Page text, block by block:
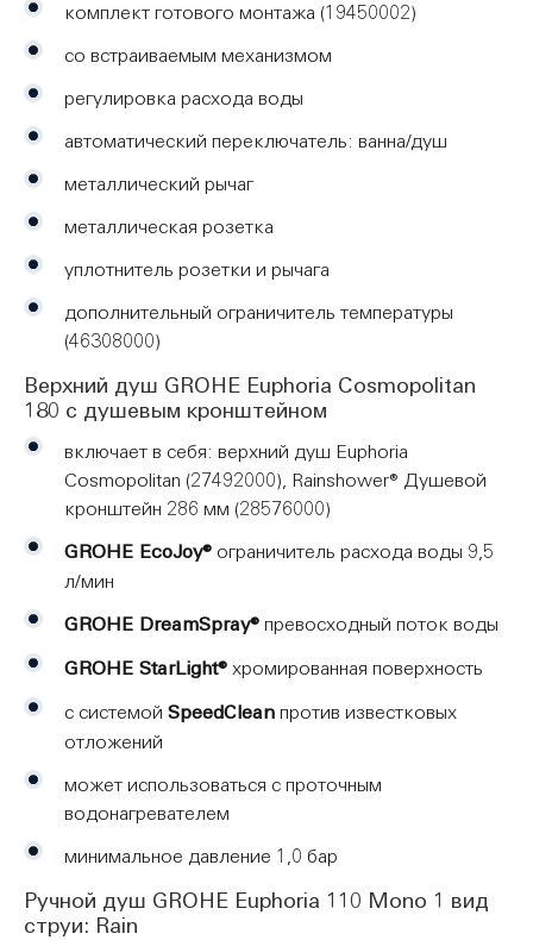
комплект готового монтажа (19450002)
со встраиваемым механизмом
регулировка расхода воды
автоматический переключатель: ванна/душ
металлический рычаг
металлическая розетка
уплотнитель розетки и рычага
дополнительный ограничитель температуры
(46308000)
Верхний душ GROHE Euphoria Cosmopolitan
180 с душевым кронштейном
включает в себя: верхний душ Euphoria
Cosmopolitan (27492000), Rainshower® Душевой
кронштейн 286 мм (28576000)
GROHE EcoJoy® ограничитель расхода воды 9,5
л/мин
GROHE DreamSpray® превосходный поток воды
GROHE StarLight® хромированная поверхность
с системой SpeedClean против известковых
отложений
может использоваться с проточным
водонагревателем
минимальное давление 1,0 бар
Ручной душ GROHE Euphoria 110 Mono 1 вид
струи: Rain